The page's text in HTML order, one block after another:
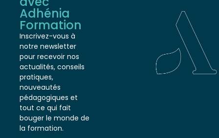
avec
Adhénia
Formation
Inscrivez-vous à
notre newsletter
pour recevoir nos
actualités, conseils
pratiques,
nouveautés
pédagogiques et
tout ce qui fait
bouger le monde de